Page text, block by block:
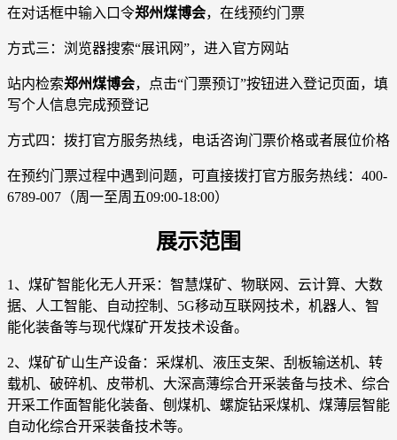
在对话框中输入口令郑州煤博会，在线预约门票
方式三：浏览器搜索“展讯网”，进入官方网站
站内检索郑州煤博会，点击“门票预订”按钮进入登记页面，填
写个人信息完成预登记
方式四：拨打官方服务热线，电话咨询门票价格或者展位价格
在预约门票过程中遇到问题，可直接拨打官方服务热线：400-
6789-007（周一至周五09:00-18:00）
展示范围
1、煤矿智能化无人开采：智慧煤矿、物联网、云计算、大数
据、人工智能、自动控制、5G移动互联网技术，机器人、智
能化装备等与现代煤矿开发技术设备。
2、煤矿矿山生产设备：采煤机、液压支架、刮板输送机、转
载机、破碎机、皮带机、大深高薄综合开采装备与技术、综合
开采工作面智能化装备、刨煤机、螺旋钻采煤机、煤薄层智能
自动化综合开采装备技术等。